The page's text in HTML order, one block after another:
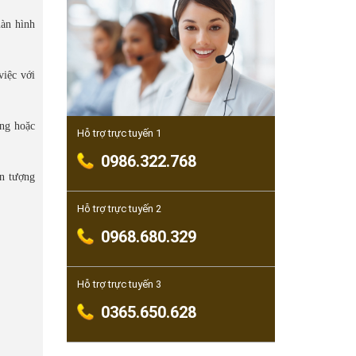
hình
với
hoặc
tượng
Hỗ trợ trực tuyến 1
0986.322.768
Hỗ trợ trực tuyến 2
0968.680.329
Hỗ trợ trực tuyến 3
0365.650.628